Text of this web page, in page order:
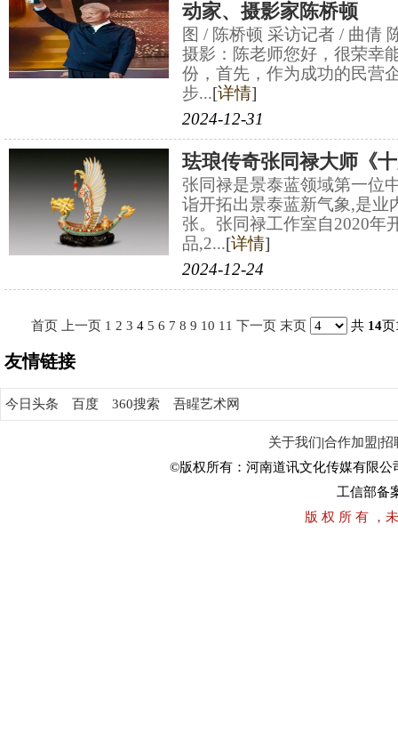
动家、摄影家陈桥顿
图 / 陈桥顿 采访记者 / 曲倩
摄影：陈老师您好，很荣幸
份，首先，作为成功的民营
步...[详情]
2024-12-31
珐琅传奇张同禄大师《
张同禄是景泰蓝领域第一位
诣开拓出景泰蓝新气象,是业
张。张同禄工作室自2020年
品,2...[详情]
2024-12-24
首页 上一页 1 2 3 4 5 6 7 8 9 10 11 下一页 末页 共 14页
友情链接
今日头条 百度 360搜索 吾睲艺术网
关于我们|合作加盟|招
©版权所有：河南道讯文化传媒有限
工信部备
版 权 所 有 ，